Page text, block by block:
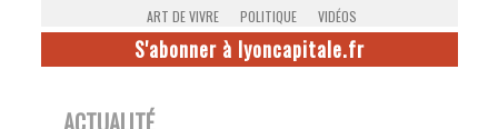
ART DE VIVRE
POLITIQUE VIDÉOS
S'abonner à lyoncapitale.fr
ACTUALITÉ